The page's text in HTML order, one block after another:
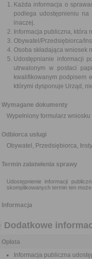
Każda informacja o
podlega udostępnieniu
inaczej.
Informacja publiczna, która
Obywatel/Przedsiębiorca/
Osoba składająca wniosek
Udostępnianie informacji
utrwalonym w postaci
kwalifikowanym podpisem
którymi dysponuje Urząd,
Wymagane dokumenty
Wypełniony formularz
Odbiorca usługi
Obywatel, Przedsiębiorca,
Termin załatwienia sprawy
Udostępnienie informacji
skomplikowanych termin ten
Informacja
Dodatkowe
Opłata
Informacja publiczna